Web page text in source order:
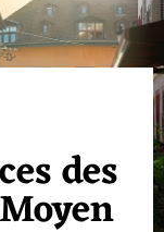
des